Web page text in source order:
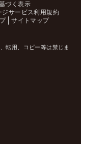
づく表示
ジサービス利用規約
サイトマップ
転用、コピー等は禁じま